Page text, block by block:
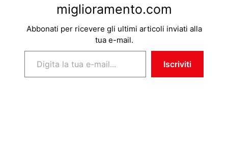
miglioramento.com
Abbonati per ricevere gli ultimi articoli inviati alla
tua e-mail.
Digita la tua e-mail...
Iscriviti